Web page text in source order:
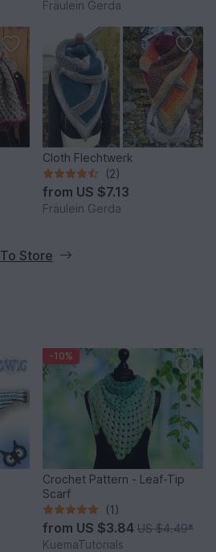
Fräulein Gerda
Cloth Flechtwerk
(2)
from US $7.13
Fräulein Gerda
To Store
-10%
Crochet Pattern - Leaf-Tip
Scarf
(1)
from US $3.84 US $4.49*
KuemaTutorials